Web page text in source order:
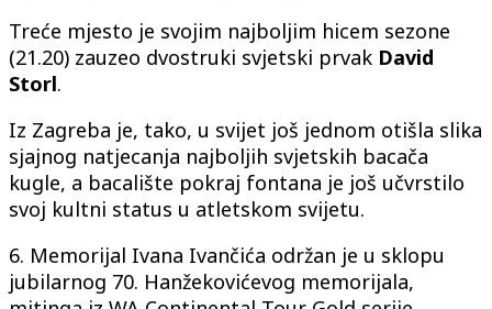
Treće mjesto je svojim najboljim hicem sezone
(21.20) zauzeo dvostruki svjetski prvak David
Storl.
Iz Zagreba je, tako, u svijet još jednom otišla slika
sjajnog natjecanja najboljih svjetskih bacača
kugle, a bacalište pokraj fontana je još učvrstilo
svoj kultni status u atletskom svijetu.
6. Memorijal Ivana Ivančića održan je u sklopu
jubilarnog 70. Hanžekovićevog memorijala,